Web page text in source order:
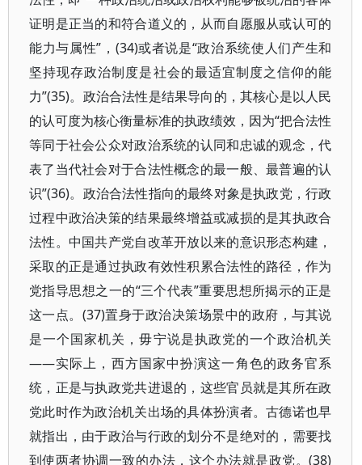
证明是正当的和符合道义的，从而自愿服从或认可的
能力与属性”，(34)或者说是“政治系统使人们产生和
坚持现存政治制度是社会的最适宜制度之信仰的能
力”(35)。政治合法性是结果导向的，其核心是以人民
的认可度为核心衡量标准的执政绩效，因为“把合法性
等同于社会公众对政治系统的认同和忠诚的观念，代
表了当代社会对于合法性概念的最一般、最普遍的认
识”(36)。政治合法性指向的最终对象是执政党，行政
过程中政治决策的结果最终增益或减损的是其执政合
法性。中国共产党自改革开放以来的意识形态构建，
采取的正是通过执政有效性积累合法性的路径，作为
党指导思想之一的“三个代表”重要思想所揭示的正是
这一点。(37)置身于政治决策场景中的政府，与其说
是一个国家机关，毋宁说是执政党的一个政治机关
——实际上，西方国家中扮演这一角色的政务官系
统，正是与执政党共进退的，这些官员就是其所在政
党此时作为政治机关出场的具体扮演者。古德诺也早
就指出，由于政治与行政的划分不是绝对的，需要找
到使两者协调一致的办法，这个办法就是政党。(38)